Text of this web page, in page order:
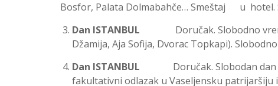
Bosfor, Palata Dolmabahče… Smeštaj u hotel.
Dan ISTANBUL
Doručak. Slobodno
Džamija, Aja Sofija, Dvorac Topkapi).
Dan ISTANBUL
Doručak. Slobodan dan za
fakultativni odlazak u Vaseljensku patrijaršiju